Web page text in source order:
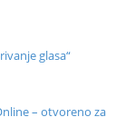
glasa“
– otvoreno za